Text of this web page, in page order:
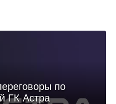
по
ГК Астра